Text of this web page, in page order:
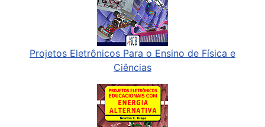
Projetos Eletrônicos Para o Ensino de Física e
Ciências